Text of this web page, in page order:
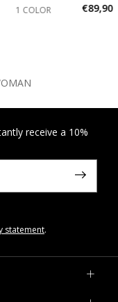
1 COLOR
€89,90
receive a 10%
statement.